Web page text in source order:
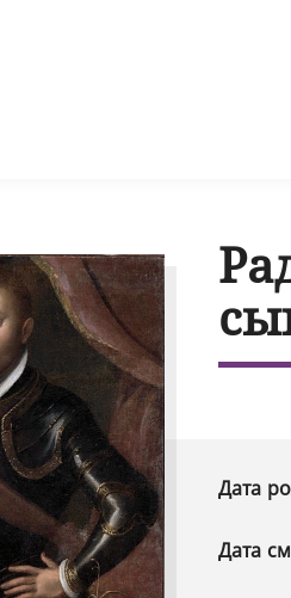
Дата
Дата